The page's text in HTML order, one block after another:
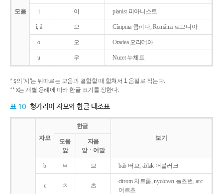
모음 i 이 pianist 피아니스트
î, â 으 Cîmpina 큼피나, România 로므니아
o 오 Oradea 오라데아
u 우 Nucet 누체트
* ş의 '시'는 뒤따르는 모음과 결합할 때 합쳐서 1 음절로 적는다.
** x는 개별 용례에 따라 한글 표기를 정한다.
표 10 헝가리어 자모와 한글 대조표
자모
한글
보기
모음
앞
자음
앞ㆍ어말
b ㅂ 브 bab 버브, ablak 어블러크
c ㅊ 츠
citrom 치트롬, nyolcvan 뇰츠번, arc
어르츠